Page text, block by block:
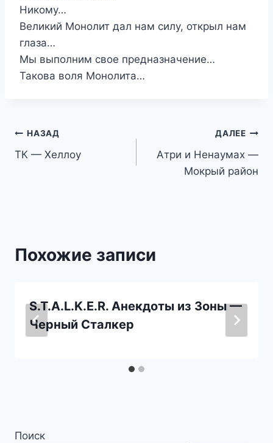
Никому…
Великий Монолит дал нам силу, открыл нам
глаза…
Мы выполним свое предназначение…
Такова воля Монолита…
Навигация
по
НАЗАД
ТК — Хеллоу
ДАЛЕЕ
Атри и Ненаумах —
Мокрый район
Похожие записи
S.T.A.L.K.E.R. Анекдоты из Зоны —
Черный Сталкер
Поиск